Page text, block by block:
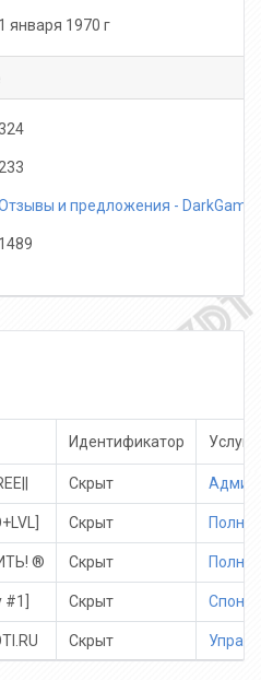
1 января 1970 г
233
и предложения -
1489
Идентификатор Услуги
Скрыт Админ
Скрыт
® Скрыт
Скрыт
Скрыт